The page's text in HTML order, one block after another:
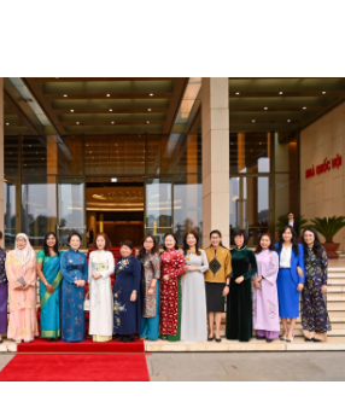
VIAJES
PUENTE DE AMISTAD
HISTORIAS MULTIMEDIA
FOTOGRAFÍA
¿QUIÉNES SOMOS?